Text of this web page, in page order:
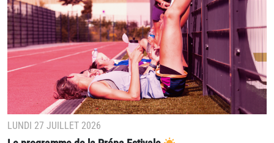
LUNDI 27 JUILLET 2026